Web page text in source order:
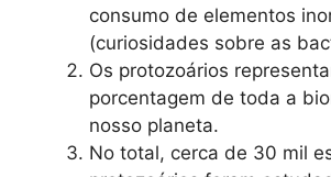
consumo de elementos
(curiosidades sobre as
Os protozoários
porcentagem de toda a
nosso planeta.
No total, cerca de 30 mil